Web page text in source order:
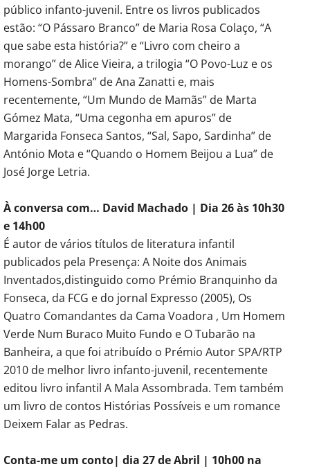
público infanto-juvenil. Entre os livros publicados
estão: “O Pássaro Branco” de Maria Rosa Colaço, “A
que sabe esta história?” e “Livro com cheiro a
morango” de Alice Vieira, a trilogia “O Povo-Luz e os
Homens-Sombra” de Ana Zanatti e, mais
recentemente, “Um Mundo de Mamãs” de Marta
Gómez Mata, “Uma cegonha em apuros” de
Margarida Fonseca Santos, “Sal, Sapo, Sardinha” de
António Mota e “Quando o Homem Beijou a Lua” de
José Jorge Letria.
À conversa com… David Machado | Dia 26 às 10h30
e 14h00
É autor de vários títulos de literatura infantil
publicados pela Presença: A Noite dos Animais
Inventados,distinguido como Prémio Branquinho da
Fonseca, da FCG e do jornal Expresso (2005), Os
Quatro Comandantes da Cama Voadora , Um Homem
Verde Num Buraco Muito Fundo e O Tubarão na
Banheira, a que foi atribuído o Prémio Autor SPA/RTP
2010 de melhor livro infanto-juvenil, recentemente
editou livro infantil A Mala Assombrada. Tem também
um livro de contos Histórias Possíveis e um romance
Deixem Falar as Pedras.
Conta-me um conto| dia 27 de Abril | 10h00 na